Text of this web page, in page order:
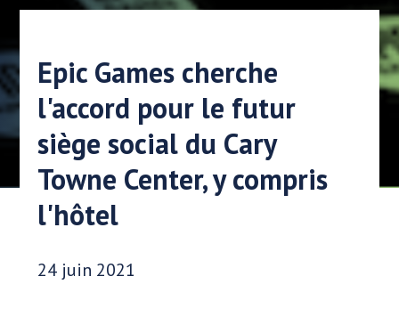
Epic Games cherche
l'accord pour le futur
siège social du Cary
Towne Center, y compris
l'hôtel
Date publiée:
24 juin 2021